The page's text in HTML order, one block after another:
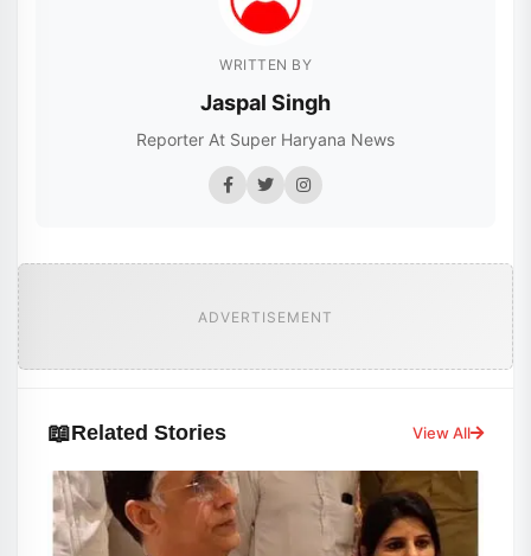
WRITTEN BY
Jaspal Singh
Reporter At Super Haryana News
ADVERTISEMENT
📖Related Stories View All